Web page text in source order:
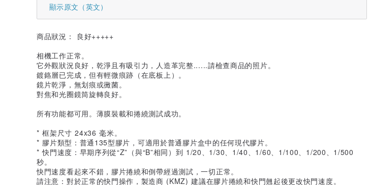
顯示原文（英文）
商品狀況： 良好+++++
相機工作正常。
它外觀狀況良好，乾淨且有吸引力，人造革完整......請檢查商品的照片。
鍍鉻層已完成，但有輕微痕跡（在底板上）。
鏡片乾淨，無划痕或黴菌。
對焦和光圈鏡筒旋轉良好。
所有功能都可用。薄膜裝載和捲繞測試成功。
* 框架尺寸 24x36 毫米。
* 膠片類型：普通135型膠片，可適用於普通膠片盒中的任何現代膠片。
* 快門速度：早期序列從“Z”（與“B”相同）到 1/20、1/30、1/40、1/60、1/100、1/200、1/500
秒。
快門速度看起來不錯，膠片捲繞和倒帶經過測試，一切正常。
請注意：對於正常的快門操作，製造商 (KMZ) 建議在膠片捲繞和快門翹起後更改快門速度。